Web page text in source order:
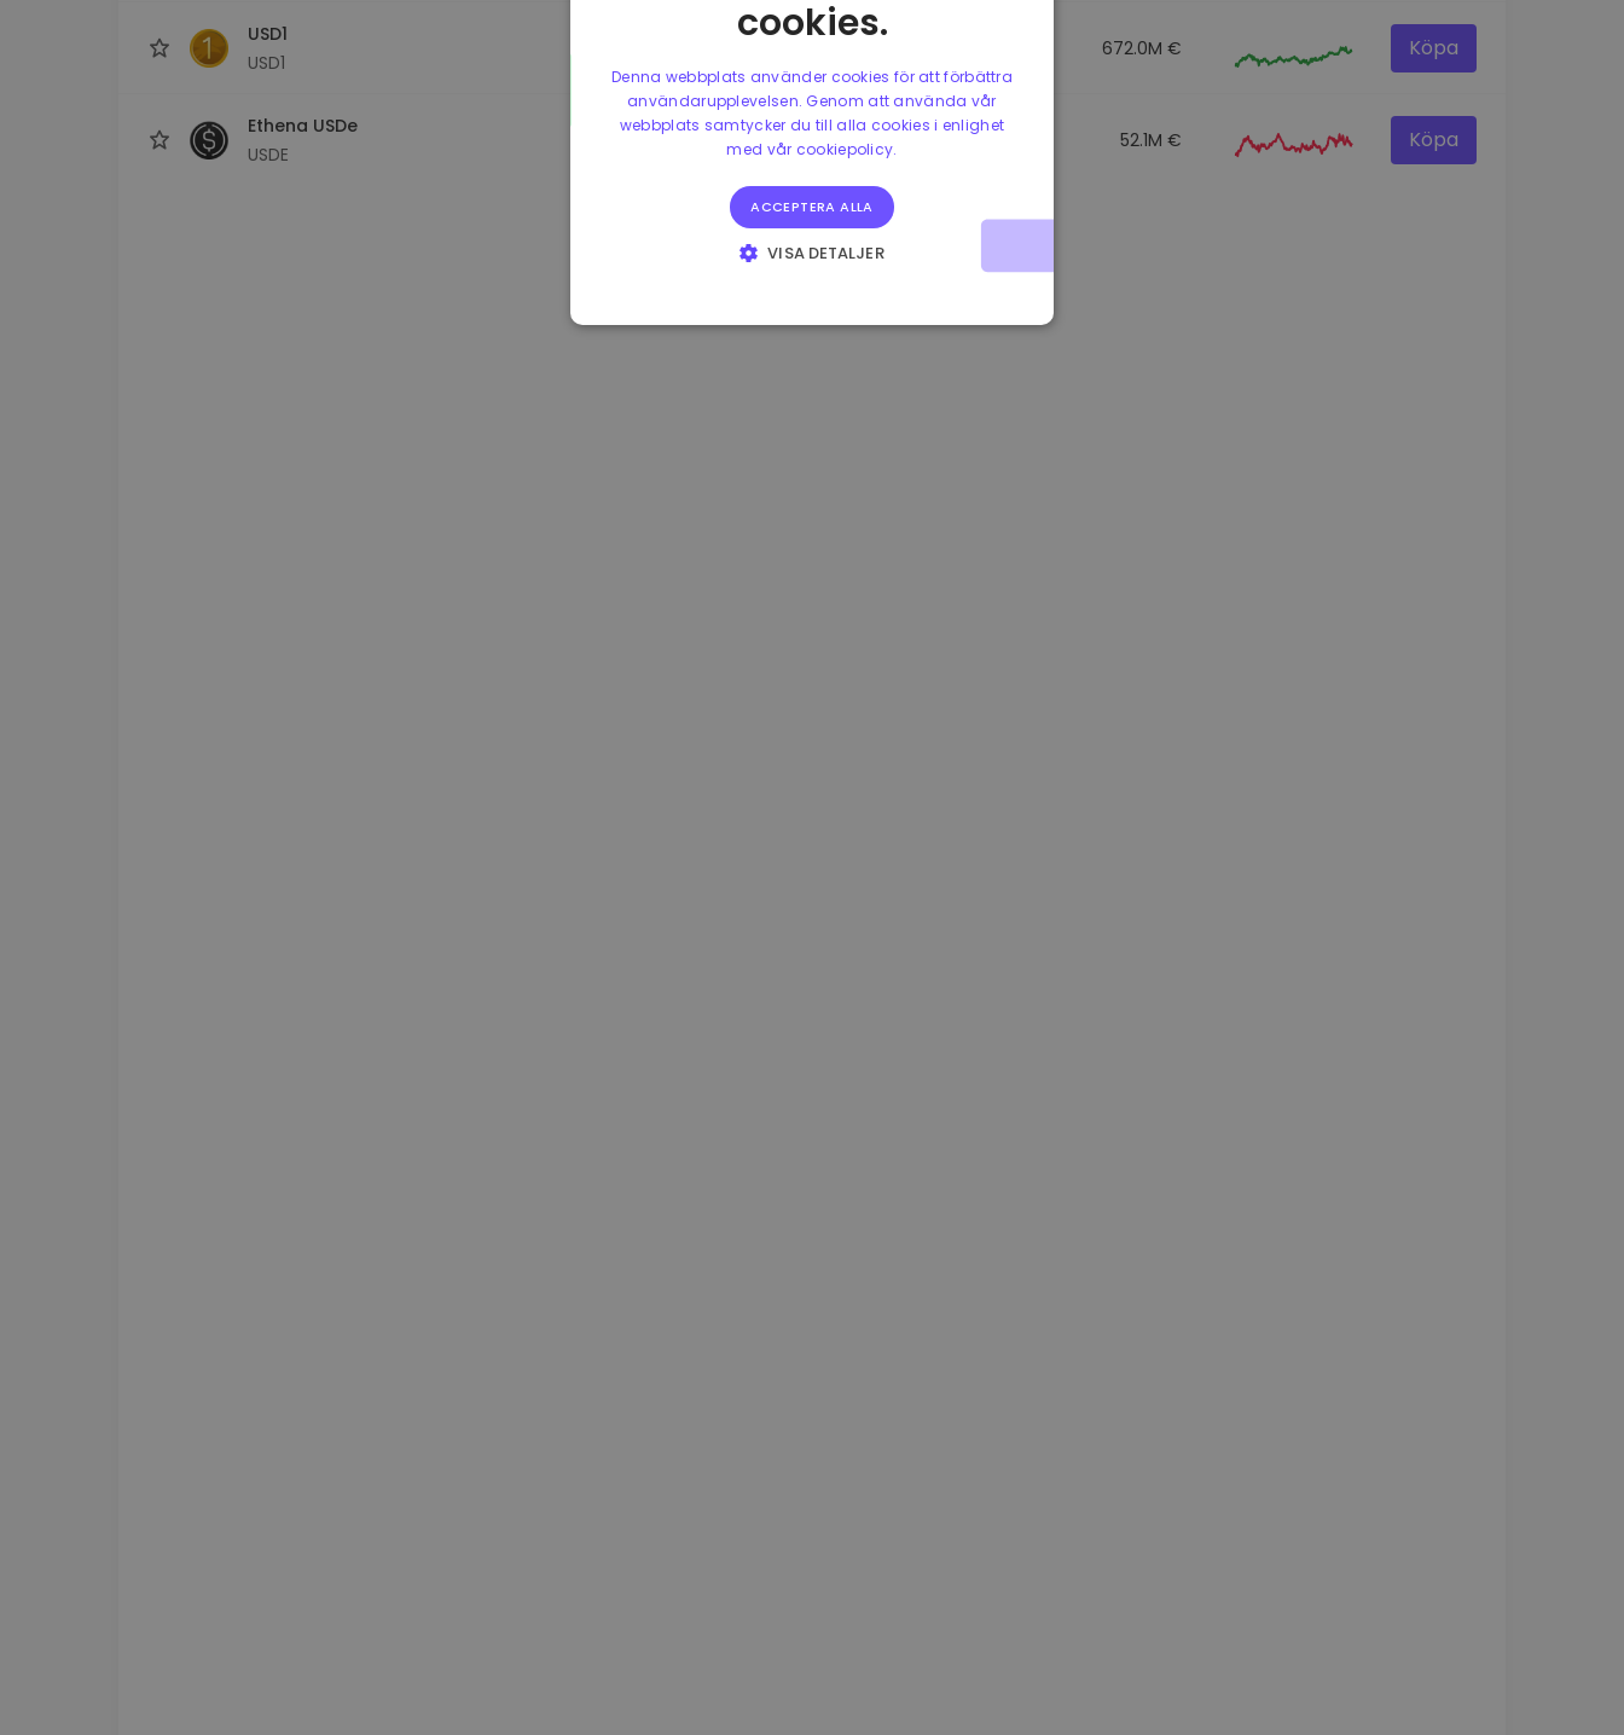
USD1
USD1
672.0M € Köpa
Ethena USDe
USDE
0.865660 € 0.00% 3.4B € 52.1M € Köpa
cookies.
Denna webbplats använder cookies för att förbättra
användarupplevelsen. Genom att använda vår
webbplats samtycker du till alla cookies i enlighet
med vår cookiepolicy.
ACCEPTERA ALLA
VISA DETALJER